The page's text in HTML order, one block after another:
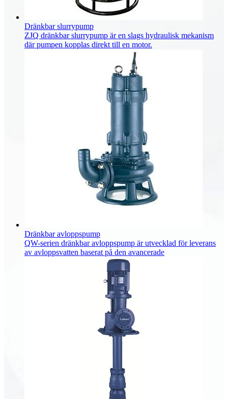
Dränkbar slurrypump
ZJQ dränkbar slurrypump är en slags hydraulisk mekanism
där pumpen kopplas direkt till en motor.
Dränkbar avloppspump
QW-serien dränkbar avloppspump är utvecklad för leverans
av avloppsvatten baserat på den avancerade